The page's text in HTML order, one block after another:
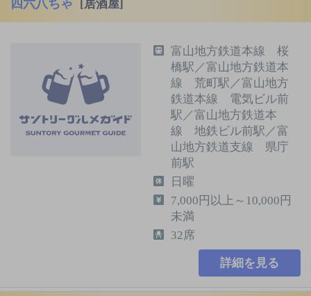
四六八ちゃ [居酒屋]
富山地方鉄道本線 桜
橋駅／富山地方鉄道本
線 荒町駅／富山地方
鉄道本線 電気ビル前
駅／富山地方鉄道本
線 地鉄ビル前駅／富
山地方鉄道支線 県庁
前駅
日曜
7,000円以上～10,000円
未満
32席
詳細を見る